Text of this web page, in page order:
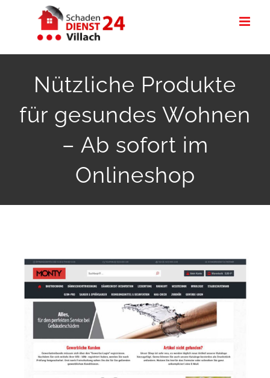
Nützliche Produkte
für gesundes Wohnen
– Ab sofort im
Onlineshop